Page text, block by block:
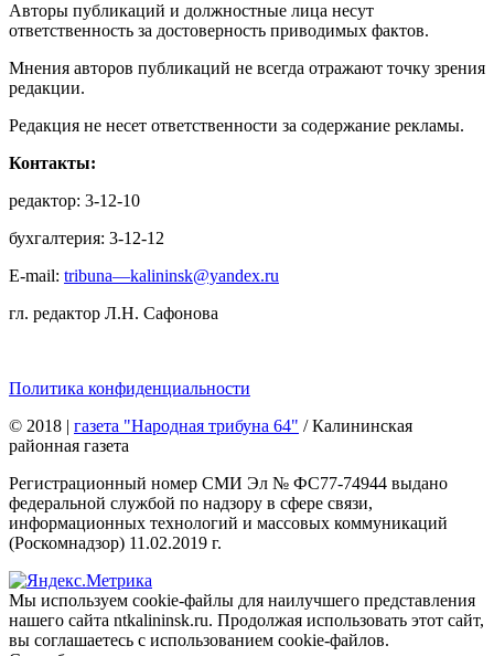
Авторы публикаций и должностные лица несут
ответственность за достоверность приводимых фактов.
Мнения авторов публикаций не всегда отражают точку зрения
редакции.
Редакция не несет ответственности за содержание рекламы.
Контакты:
редактор: 3-12-10
бухгалтерия: 3-12-12
E-mail: tribuna—kalininsk@yandex.ru
гл. редактор Л.Н. Сафонова
Политика конфиденциальности
© 2018 | газета "Народная трибуна 64" / Калининская
районная газета
Регистрационный номер СМИ Эл № ФС77-74944 выдано
федеральной службой по надзору в сфере связи,
информационных технологий и массовых коммуникаций
(Роскомнадзор) 11.02.2019 г.
Мы используем cookie-файлы для наилучшего представления
нашего сайта ntkalininsk.ru. Продолжая использовать этот сайт,
вы соглашаетесь с использованием cookie-файлов.